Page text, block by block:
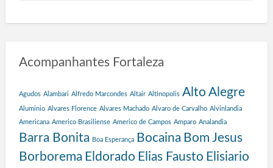
o
s
g
r
Acompanhantes Fortaleza
Agudos Alambari Alfredo Marcondes Altair Altinopolis Alto Alegre
Aluminio Alvares Florence Alvares Machado Alvaro de Carvalho Alvinlandia
Americana Americo Brasiliense Americo de Campos Amparo Analandia
Barra Bonita Boa Esperança Bocaina Bom Jesus
Borborema Eldorado Elias Fausto Elisiario